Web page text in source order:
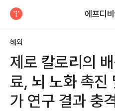
에프디
해외
제로 칼로리의
료, 뇌 노화 촉진
가 연구 결과 충